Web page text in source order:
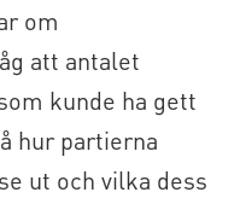
om
att antalet
kunde ha gett
hur partierna
ut och vilka dess